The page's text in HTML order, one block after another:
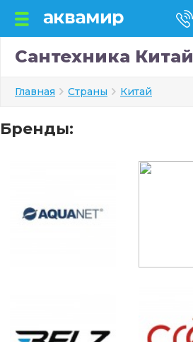
Сантехника Китай
Главная Страны Китай
Бренды: